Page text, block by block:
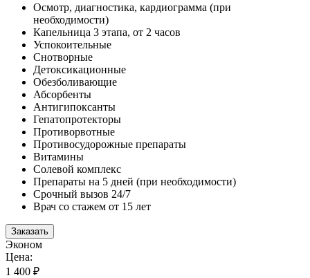
Осмотр, диагностика, кардиограмма (при
необходимости)
Капельница 3 этапа, от 2 часов
Успокоительные
Снотворные
Детоксикационные
Обезболивающие
Абсорбенты
Антигипоксанты
Гепатопротекторы
Противорвотные
Противосудорожные препараты
Витамины
Солевой комплекс
Препараты на 5 дней (при необходимости)
Срочный вызов 24/7
Врач со стажем от 15 лет
Заказать
Эконом
Цена:
1 400 ₽